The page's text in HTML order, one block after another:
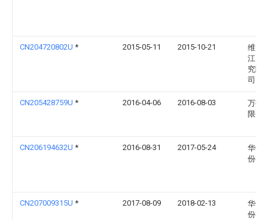
CN204720802U * 2015-05-11 2015-10-21
维龙
江）
究院
司
CN205428759U * 2016-04-06 2016-08-03
万控
限公
CN206194632U * 2016-08-31 2017-05-24
华仪
份有
CN207009315U * 2017-08-09 2018-02-13
华仪
份有